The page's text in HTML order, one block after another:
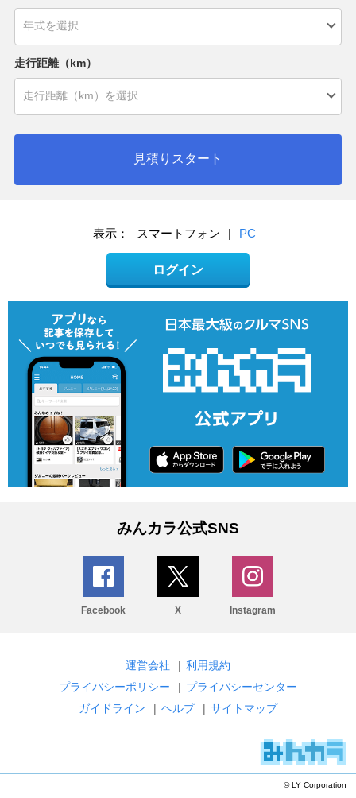
走行距離（km）
見積りスタート
表示： スマートフォン | PC
ログイン
みんカラ公式SNS
Facebook X Instagram
運営会社 | 利用規約
プライバシーポリシー
| プライバシーセンター
ガイドライン
| ヘルプ | サイトマップ
© LY Corporation